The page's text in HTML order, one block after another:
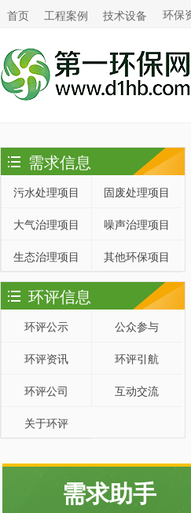
首页 工程案例 技术设备 环保
需求信息
污水处理项目 固废处理项目
大气治理项目 噪声治理项目
生态治理项目 其他环保项目
环评信息
环评公示 公众参与
环评资讯 环评引航
环评公司 互动交流
关于环评
需求助手